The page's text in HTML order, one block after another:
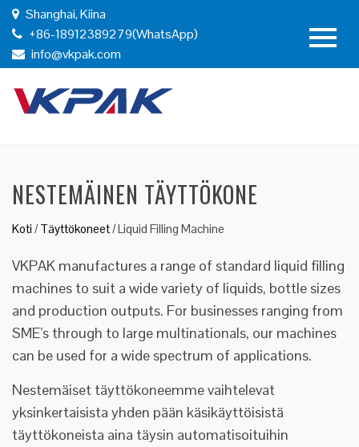
Shanghai, Kiina
+86-18912389279(WhatsApp)
info@vkpak.com
NESTEMÄINEN TÄYTTÖKONE
Koti /Täyttökoneet/Liquid Filling Machine
VKPAK manufactures a range of standard liquid filling
machines to suit a wide variety of liquids, bottle sizes
and production outputs. For businesses ranging from
SME’s through to large multinationals, our machines
can be used for a wide spectrum of applications.
Nestemäiset täyttökoneemme vaihtelevat
yksinkertaisista yhden pään käsikäyttöisistä
täyttökoneista aina täysin automatisoituihin